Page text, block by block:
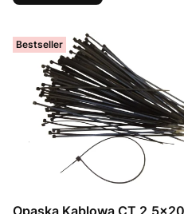
Bestseller
Opaska Kablowa CT